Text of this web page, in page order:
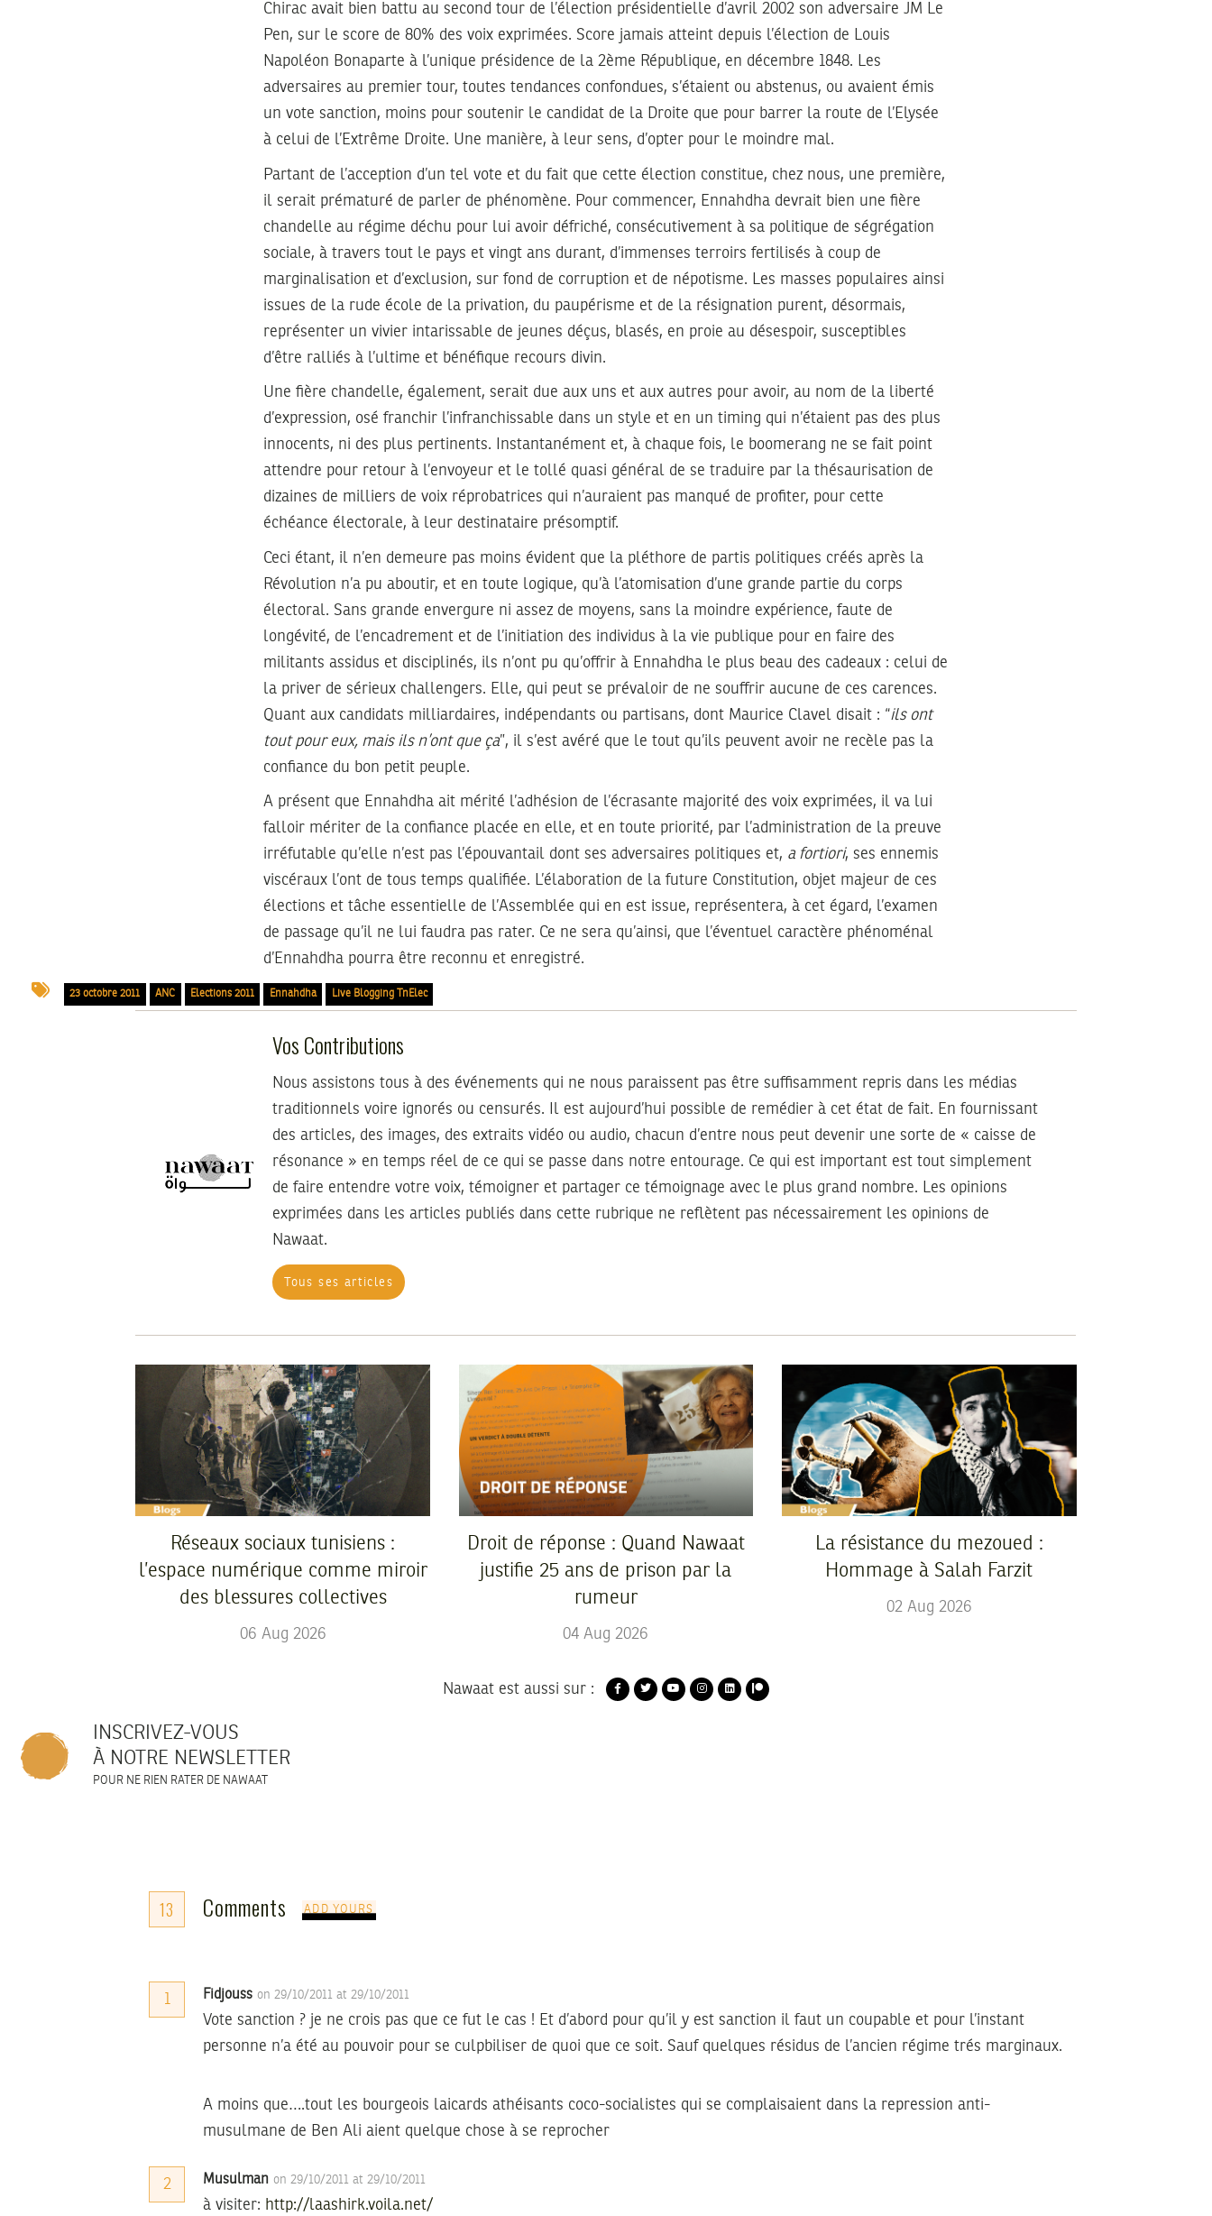
Chirac avait bien battu au second tour de l’élection présidentielle d’avril 2002 son adversaire JM Le
Pen, sur le score de 80% des voix exprimées. Score jamais atteint depuis l’élection de Louis
Napoléon Bonaparte à l’unique présidence de la 2ème République, en décembre 1848. Les
adversaires au premier tour, toutes tendances confondues, s’étaient ou abstenus, ou avaient émis
un vote sanction, moins pour soutenir le candidat de la Droite que pour barrer la route de l’Elysée
à celui de l’Extrême Droite. Une manière, à leur sens, d’opter pour le moindre mal.
Partant de l’acception d’un tel vote et du fait que cette élection constitue, chez nous, une première,
il serait prématuré de parler de phénomène. Pour commencer, Ennahdha devrait bien une fière
chandelle au régime déchu pour lui avoir défriché, consécutivement à sa politique de ségrégation
sociale, à travers tout le pays et vingt ans durant, d’immenses terroirs fertilisés à coup de
marginalisation et d’exclusion, sur fond de corruption et de népotisme. Les masses populaires ainsi
issues de la rude école de la privation, du paupérisme et de la résignation purent, désormais,
représenter un vivier intarissable de jeunes déçus, blasés, en proie au désespoir, susceptibles
d’être ralliés à l’ultime et bénéfique recours divin.
Une fière chandelle, également, serait due aux uns et aux autres pour avoir, au nom de la liberté
d’expression, osé franchir l’infranchissable dans un style et en un timing qui n’étaient pas des plus
innocents, ni des plus pertinents. Instantanément et, à chaque fois, le boomerang ne se fait point
attendre pour retour à l’envoyeur et le tollé quasi général de se traduire par la thésaurisation de
dizaines de milliers de voix réprobatrices qui n’auraient pas manqué de profiter, pour cette
échéance électorale, à leur destinataire présomptif.
Ceci étant, il n’en demeure pas moins évident que la pléthore de partis politiques créés après la
Révolution n’a pu aboutir, et en toute logique, qu’à l’atomisation d’une grande partie du corps
électoral. Sans grande envergure ni assez de moyens, sans la moindre expérience, faute de
longévité, de l’encadrement et de l’initiation des individus à la vie publique pour en faire des
militants assidus et disciplinés, ils n’ont pu qu’offrir à Ennahdha le plus beau des cadeaux : celui de
la priver de sérieux challengers. Elle, qui peut se prévaloir de ne souffrir aucune de ces carences.
Quant aux candidats milliardaires, indépendants ou partisans, dont Maurice Clavel disait : “ils ont
tout pour eux, mais ils n’ont que ça”, il s’est avéré que le tout qu’ils peuvent avoir ne recèle pas la
confiance du bon petit peuple.
A présent que Ennahdha ait mérité l’adhésion de l’écrasante majorité des voix exprimées, il va lui
falloir mériter de la confiance placée en elle, et en toute priorité, par l’administration de la preuve
irréfutable qu’elle n’est pas l’épouvantail dont ses adversaires politiques et, a fortiori, ses ennemis
viscéraux l’ont de tous temps qualifiée. L’élaboration de la future Constitution, objet majeur de ces
élections et tâche essentielle de l’Assemblée qui en est issue, représentera, à cet égard, l’examen
de passage qu’il ne lui faudra pas rater. Ce ne sera qu’ainsi, que l’éventuel caractère phénoménal
d’Ennahdha pourra être reconnu et enregistré.
23 octobre 2011 ANC Elections 2011 Ennahdha Live Blogging TnElec
Vos Contributions
Nous assistons tous à des événements qui ne nous paraissent pas être suffisamment repris dans les médias
traditionnels voire ignorés ou censurés. Il est aujourd’hui possible de remédier à cet état de fait. En fournissant
des articles, des images, des extraits vidéo ou audio, chacun d’entre nous peut devenir une sorte de « caisse de
résonance » en temps réel de ce qui se passe dans notre entourage. Ce qui est important est tout simplement
de faire entendre votre voix, témoigner et partager ce témoignage avec le plus grand nombre. Les opinions
exprimées dans les articles publiés dans cette rubrique ne reflètent pas nécessairement les opinions de
Nawaat.
Tous ses articles
Réseaux sociaux tunisiens :
l’espace numérique comme miroir
des blessures collectives
06 Aug 2026
Droit de réponse : Quand Nawaat
justifie 25 ans de prison par la
rumeur
04 Aug 2026
La résistance du mezoued :
Hommage à Salah Farzit
02 Aug 2026
Nawaat est aussi sur :
INSCRIVEZ-VOUS
À NOTRE NEWSLETTER
POUR NE RIEN RATER DE NAWAAT
13 Comments ADD YOURS
Fidjouss on 29/10/2011 at 29/10/2011
Vote sanction ? je ne crois pas que ce fut le cas ! Et d’abord pour qu’il y est sanction il faut un coupable et pour l’instant
personne n’a été au pouvoir pour se culpbiliser de quoi que ce soit. Sauf quelques résidus de l’ancien régime trés marginaux.
A moins que….tout les bourgeois laicards athéisants coco-socialistes qui se complaisaient dans la repression anti-
musulmane de Ben Ali aient quelque chose à se reprocher
2 Musulman on 29/10/2011 at 29/10/2011
à visiter: http://laashirk.voila.net/